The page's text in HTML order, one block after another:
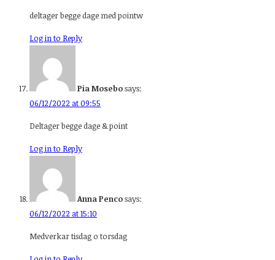
deltager begge dage med pointw
Log in to Reply
Pia Mosebosays:
06/12/2022 at 09:55
Deltager begge dage & point
Log in to Reply
Anna Pencosays:
06/12/2022 at 15:10
Medverkar tisdag o torsdag